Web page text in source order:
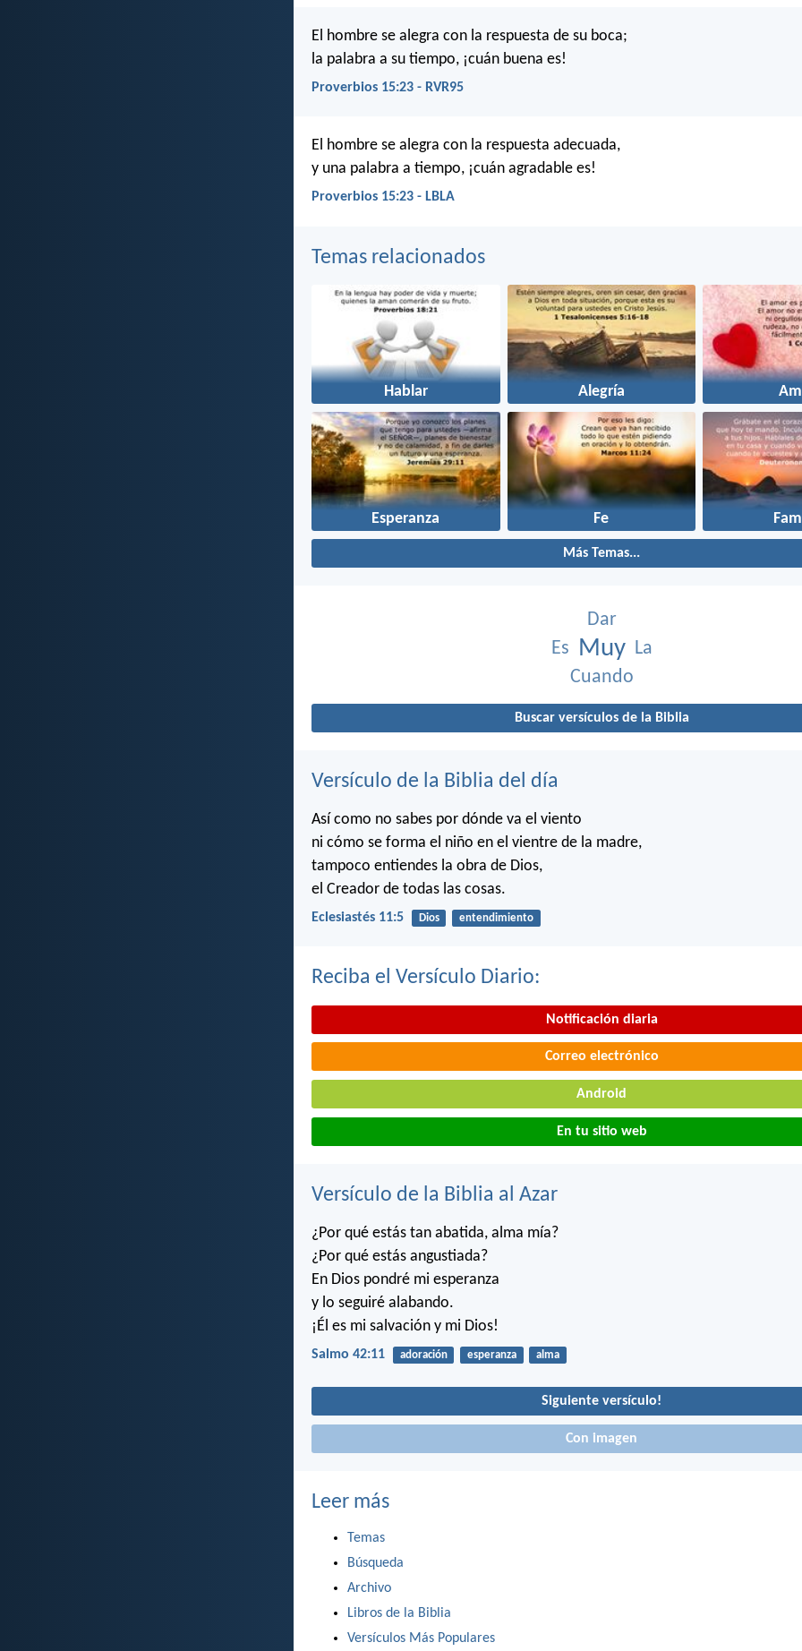
El hombre se alegra con la respuesta de su boca;
la palabra a su tiempo, ¡cuán buena es!
Proverbios 15:23 - RVR95
El hombre se alegra con la respuesta adecuada,
y una palabra a tiempo, ¡cuán agradable es!
Proverbios 15:23 - LBLA
Temas relacionados
Hablar Alegría
Esperanza Fe
Más Temas...
Dar
Es
Muy La
Cuando
Buscar versículos de la Biblia
Versículo de la Biblia del día
Así como no sabes por dónde va el viento
ni cómo se forma el niño en el vientre de la madre,
tampoco entiendes la obra de Dios,
el Creador de todas las cosas.
Eclesiastés 11:5 Dios entendimiento
Reciba el Versículo Diario:
Notificación diaria
Correo electrónico
Android
En tu sitio web
Versículo de la Biblia al Azar
¿Por qué estás tan abatida, alma mía?
¿Por qué estás angustiada?
En Dios pondré mi esperanza
y lo seguiré alabando.
¡Él es mi salvación y mi Dios!
Salmo 42:11 adoración esperanza alma
Siguiente versículo!
Con imagen
Leer más
Temas
Búsqueda
Archivo
Libros de la Biblia
Versículos Más Populares